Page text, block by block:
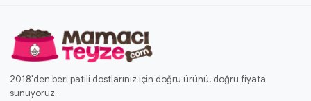
2018'den beri patili dostlarınız için doğru ürünü, doğru fiyata
sunuyoruz.